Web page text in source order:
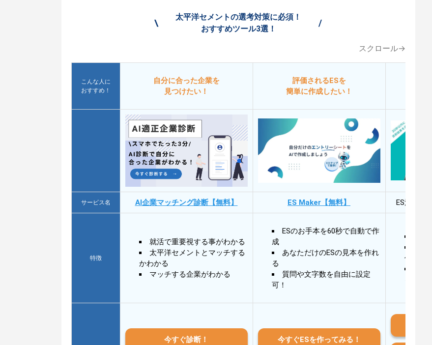
\
太平洋セメントの選考対策に必須！
おすすめツール3選！
/
スクロール→
こんな人に
おすすめ！
自分に合った企業を
見つけたい！
評価されるESを
簡単に作成したい！
サービス名 AI企業マッチング診断【無料】 ES Maker【無料】 ES添削・
特徴
就活で重要視する事がわかる
太平洋セメントとマッチする
かわかる
マッチする企業がわかる
ESのお手本を60秒で自動で作
成
あなただけのESの見本を作れ
る
質問や文字数を自由に設定
可！
30
30
作成
AI
今すぐ診断！ 今すぐESを作ってみる！